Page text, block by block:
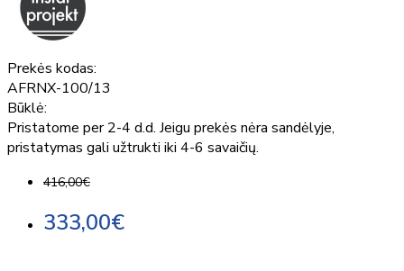
Prekės kodas:
AFRNX-100/13
Būklė:
Pristatome per 2-4 d.d. Jeigu prekės nėra sandėlyje,
pristatymas gali užtrukti iki 4-6 savaičių.
416,00€
333,00€